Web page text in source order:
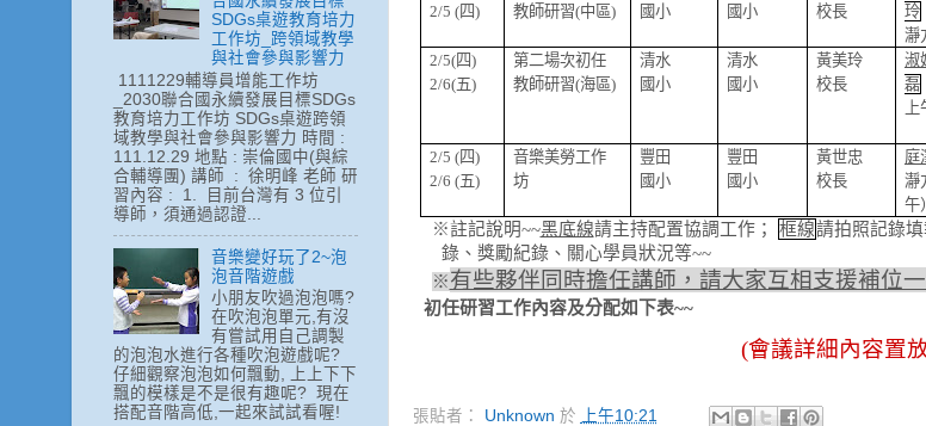
2/5 (四)
教師研習(中區)
國小
國小
校長
玲
瀞
2/5(四)
2/6(五)
第二場次初任
教師研習(海區)
清水
國小
清水
國小
黃美玲
校長
淑
磊
上
2/5 (四)
2/6 (五)
音樂美勞工作
坊
豐田
國小
豐田
國小
黃世忠
校長
庭
瀞
午）
※註記說明~~黑底線請主持配置協調工作； 框線請拍照記錄
錄、獎勵紀錄、關心學員狀況等~~
※有些夥伴同時擔任講師，請大家互相支援補位
初任研習工作內容及分配如下表~~
(會議詳細內容置
張貼者： Unknown 於
上午10:21
SDGs桌遊教育培力
工作坊_跨領域教學
與社會參與影響力
1111229輔導員增能工作坊
_2030聯合國永續發展目標SDGs
教育培力工作坊 SDGs桌遊跨領
域教學與社會參與影響力 時間 :
111.12.29 地點 : 崇倫國中(與綜
合輔導團) 講師 : 徐明峰 老師 研
習內容 : 1. 目前台灣有 3 位引
導師，須通過認證...
音樂變好玩了2~泡
泡音階遊戲
小朋友吹過泡泡嗎?
在吹泡泡單元,有沒
有嘗試用自己調製
的泡泡水進行各種吹泡遊戲呢?
仔細觀察泡泡如何飄動, 上上下下
飄的模樣是不是很有趣呢? 現在
搭配音階高低,一起來試試看喔!